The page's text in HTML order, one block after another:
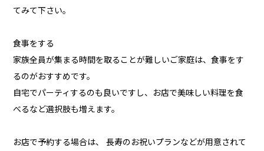
てみて下さい。
食事をする
家族全員が集まる時間を取ることが難しいご家庭は、食事をす
るのがおすすめです。
自宅でパーティするのも良いですし、お店で美味しい料理を食
べるなど選択肢も増えます。
お店で予約する場合は、 長寿のお祝いプランなどが用意されて